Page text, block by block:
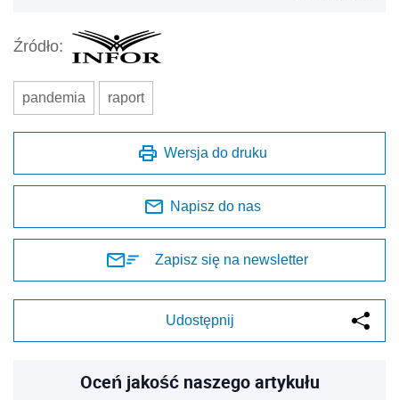
Źródło:
pandemia raport
Wersja do druku
Napisz do nas
Zapisz się na newsletter
Udostępnij
Oceń jakość naszego artykułu